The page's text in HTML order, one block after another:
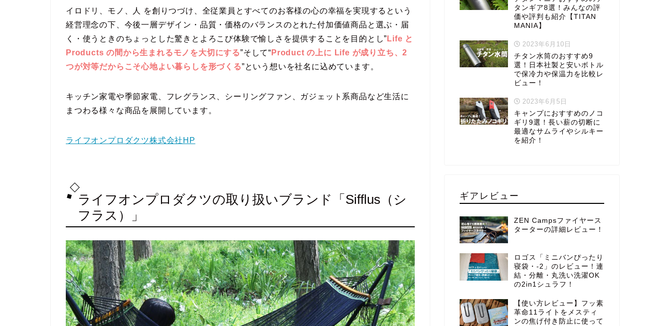
イロドリ、モノ、人 を創りつづけ、全従業員とすべてのお客様の心の幸福を実現するという
経営理念の下、今後一層デザイン・品質・価格のバランスのとれた付加価値商品と選ぶ・届
く・使うときのちょっとした驚きとよろこび体験で愉しさを提供することを目的とし” Life と
Products の間から生まれるモノを大切にする”そして“ Product の上に Life が成り立ち、2
つが対等だからこそ心地よい暮らしを形づくる”という想いを社名に込めています。
キッチン家電や季節家電、フレグランス、シーリングファン、ガジェット系商品など生活に
まつわる様々な商品を展開しています。
ライフオンプロダクツ株式会社HP
ライフオンプロダクツの取り扱いブランド「Sifflus（シ
フラス）」
タンギア8選！みんなの評
価や評判も紹介【TITAN
MANIA】
2023年6月10日
チタン水筒のおすすめ9
選！日本社製と安いボトル
で保冷力や保温力を比較レ
ビュー！
2023年6月5日
キャンプにおすすめのノコ
ギリ9選！長い薪の切断に
最適なサムライやシルキー
を紹介！
ギアレビュー
ZEN Campsファイヤース
ターターの詳細レビュー！
ロゴス「ミニバンぴったり
寝袋・-2」のレビュー！連
結・分離・丸洗い洗濯OK
の2in1シュラフ！
【使い方レビュー】フッ素
革命11ライトをメスティ
ンの焦げ付き防止に使って